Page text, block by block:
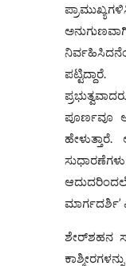
ಪೂರ್ಣವೂ
ಮಾರ್ಗದರ್ಶಿ’
ಶೇರ್‌ಶಹನ